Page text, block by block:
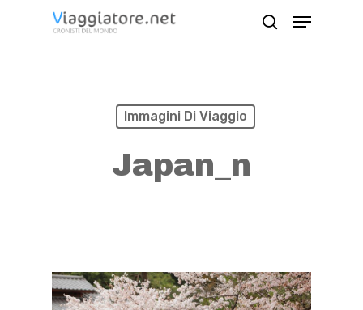
Menu
Immagini Di Viaggio
Japan_n